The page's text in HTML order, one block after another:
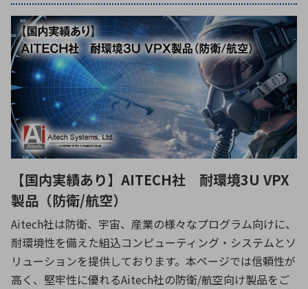
【国内実績あり】AITECH社 耐環境3U VPX
製品（防衛/航空）
Aitech社は防衛、宇宙、産業の様々なプログラム向けに、
耐環境性を備えた組込コンピューティング・システムとソ
リューションを提供しております。本ページでは信頼性が
高く、堅牢性に優れるAitech社の防衛/航空向け製品をご